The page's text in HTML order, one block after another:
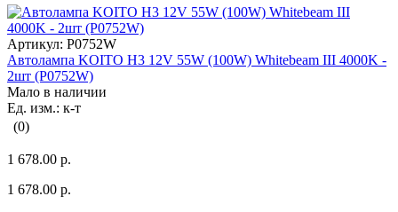
Артикул: P0752W
Автолампа KOITO H3 12V 55W (100W) Whitebeam III 4000K -
2шт (P0752W)
Мало в наличии
Ед. изм.: к-т
(0)
1 678.00 р.
1 678.00 р.